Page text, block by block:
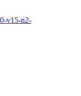
v15-n2-